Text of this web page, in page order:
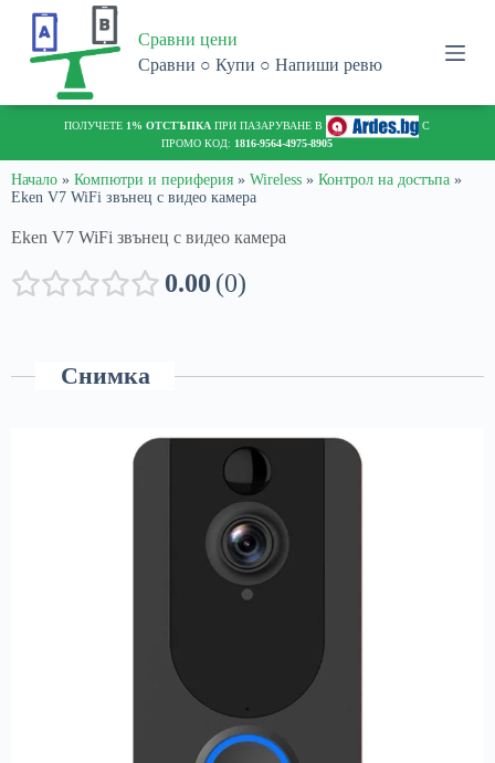
o
n
t
n
Сравни цени
Сравни ○ Купи ○ Напиши ревю
ПОЛУЧЕТЕ 1% ОТСТЪПКА ПРИ ПАЗАРУВАНЕ В
С
ПРОМО КОД: 1816-9564-4975-8905
Начало » Компютри и периферия » Wireless » Контрол на достъпа »
Eken V7 WiFi звънец с видео камера
Eken V7 WiFi звънец с видео камера
0.00 0
Снимка